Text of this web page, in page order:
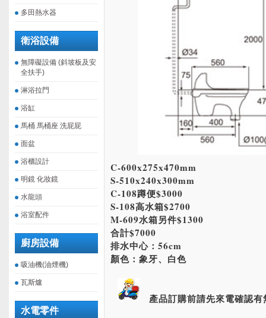
多田熱水器
衛浴設備
無障礙設備 (斜坡板及安
全扶手)
淋浴拉門
浴缸
馬桶 馬桶座 洗屁屁
面盆
浴櫃設計
明鏡 化妝鏡
水龍頭
浴室配件
廚房設備
吸油機(油煙機)
瓦斯爐
水電零件
C-600x275x470mm
S-510x240x300mm
C-108蹲便$3000
S-108高水箱$2700
M-609水箱另件$1300
合計$7000
排水中心：56cm
顏色：象牙、白色
產品訂購前請先來電確認有